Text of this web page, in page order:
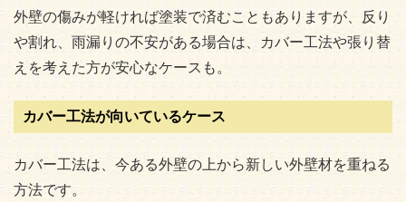
外壁の傷みが軽ければ塗装で済むこともありますが、反り
や割れ、雨漏りの不安がある場合は、カバー工法や張り替
えを考えた方が安心なケースも。
カバー工法が向いているケース
カバー工法は、今ある外壁の上から新しい外壁材を重ねる
方法です。